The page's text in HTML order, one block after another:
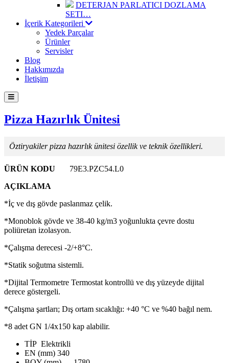
DETERJAN PARLATICI DOZLAMA
SETI…
İçerik Kategorileri
Yedek Parçalar
Ürünler
Servisler
Blog
Hakkımızda
İletişim
Pizza Hazırlık Ünitesi
Öztiryakiler pizza hazırlık ünitesi özellik ve teknik özellikleri.
ÜRÜN KODU
79E3.PZC54.L0
AÇIKLAMA
*İç ve dış gövde paslanmaz çelik.
*Monoblok gövde ve 38-40 kg/m3 yoğunlukta çevre dostu
poliüretan izolasyon.
*Çalışma derecesi -2/+8°C.
*Statik soğutma sistemli.
*Dijital Termometre Termostat kontrollü ve dış yüzeyde dijital
derece göstergeli.
*Çalışma şartları; Dış ortam sıcaklığı: +40 °C ve %40 bağıl nem.
*8 adet GN 1/4x150 kap alabilir.
TİP Elektrikli
EN (mm) 340